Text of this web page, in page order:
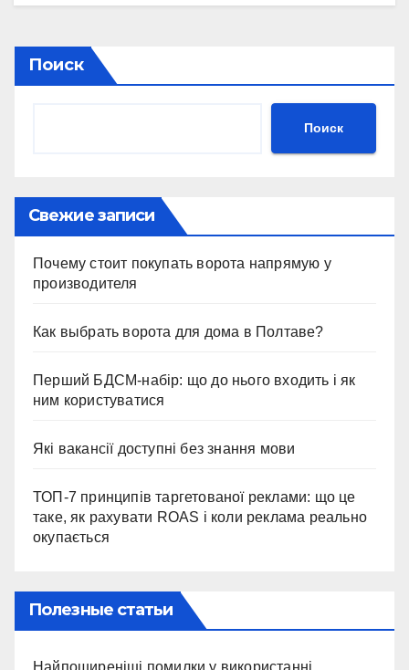
Поиск
Поиск
Свежие записи
Почему стоит покупать ворота напрямую у
производителя
Как выбрать ворота для дома в Полтаве?
Перший БДСМ-набір: що до нього входить і як
ним користуватися
Які вакансії доступні без знання мови
ТОП-7 принципів таргетованої реклами: що це
таке, як рахувати ROAS і коли реклама реально
окупається
Полезные статьи
Найпоширеніші помилки у використанні